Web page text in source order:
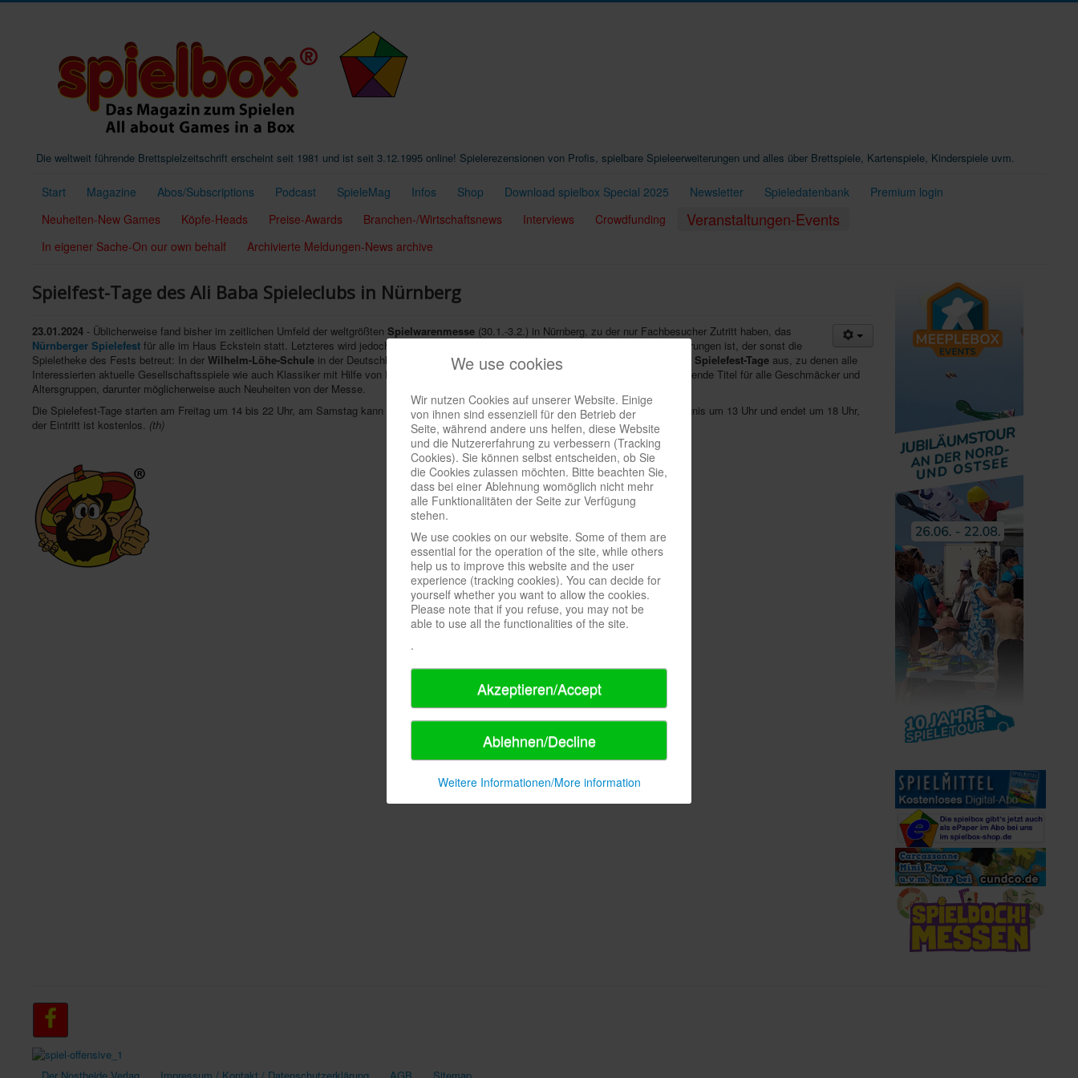
Die weltweit führende Brettspielzeitschrift erscheint seit 1981 und ist seit 3.12.1995 online! Spielerezensionen von Profis, spielbare Spieleerweiterungen und alles über Brettspiele, Kartenspiele, Kinderspiele uvm.
Start Magazine Abos/Subscriptions Podcast SpieleMag Infos Shop Download spielbox Special 2025 Newsletter Spieledatenbank
Premium login
Neuheiten-New Games
Köpfe-Heads Preise-Awards Branchen-/Wirtschaftsnews Interviews Crowdfunding Veranstaltungen-Events
In eigener Sache-On our own behalf Archivierte Meldungen-News archive
Spielfest-Tage des Ali Baba Spieleclubs in Nürnberg
23.01.2024 - Üblicherweise fand bisher im zeitlichen Umfeld der weltgrößten Spielwarenmesse (30.1.-3.2.) in Nürnberg, zu der nur Fachbesucher Zutritt haben, das
Nürnberger Spielefest für alle im Haus Eckstein statt. Letzteres wird jedoch gerade renoviert, weshalb nun der
eingesprungen ist, der sonst die
Spieletheke des Fests betreut: In der Wilhelm-Löhe-Schule in der Deutschherrnstraße 10 richtet der Clubvom 09. bis 11.2. die Nürnberger Spielefest-Tage aus, zu denen alle
Interessierten aktuelle Gesellschaftsspiele wie auch Klassiker mit Hilfe von Erklärpersonal ausprobieren können. Bieten soll die Auswahl passende Titel für alle Geschmäcker und
Altersgruppen, darunter möglicherweise auch Neuheiten von der Messe.
Die Spielefest-Tage starten am Freitag um 14 bis 22 Uhr, am Samstag kann von 13 bis 23 Uhr gespielt werden. Am Sonntag beginnt das Ereignis um 13 Uhr und endet um 18 Uhr,
der Eintritt ist kostenlos. (th)
Der Nostheide Verlag Impressum / Kontakt / Datenschutzerklärung AGB Sitemap
We use cookies
Wir nutzen Cookies auf unserer Website. Einige
von ihnen sind essenziell für den Betrieb der
Seite, während andere uns helfen, diese Website
und die Nutzererfahrung zu verbessern (Tracking
Cookies). Sie können selbst entscheiden, ob Sie
die Cookies zulassen möchten. Bitte beachten Sie,
dass bei einer Ablehnung womöglich nicht mehr
alle Funktionalitäten der Seite zur Verfügung
stehen.
We use cookies on our website. Some of them are
essential for the operation of the site, while others
help us to improve this website and the user
experience (tracking cookies). You can decide for
yourself whether you want to allow the cookies.
Please note that if you refuse, you may not be
able to use all the functionalities of the site.
.
Akzeptieren/Accept
Ablehnen/Decline
Weitere Informationen/More information